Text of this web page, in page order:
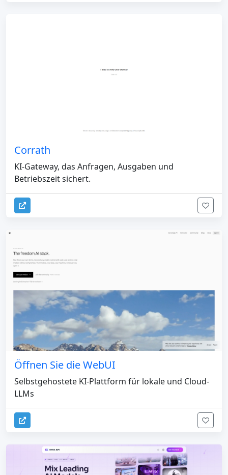
Corrath
KI-Gateway, das Anfragen, Ausgaben und
Betriebszeit sichert.
Öffnen Sie die WebUI
Selbstgehostete KI-Plattform für lokale und Cloud-
LLMs